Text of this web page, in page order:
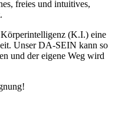
freies und intuitives,
(K.I.) eine
Unser DA-SEIN kann so
und der eigene Weg wird